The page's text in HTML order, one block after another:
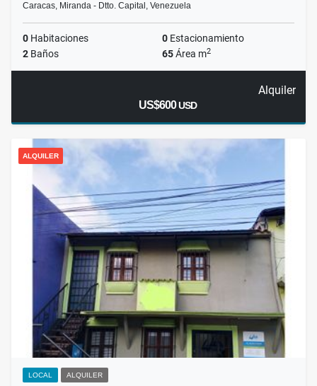
Caracas, Miranda - Dtto. Capital, Venezuela
0 Habitaciones 0 Estacionamiento
2 Baños 65Área m2
Alquiler
US$600USD
ALQUILER
LOCAL ALQUILER